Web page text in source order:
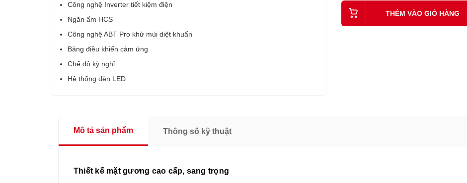
Công nghệ Inverter tiết kiệm điện
Ngăn ẩm HCS
Công nghệ ABT Pro khử mùi diệt khuẩn
Bảng điều khiển cảm ứng
Chế độ kỳ nghỉ
Hệ thống đèn LED
THÊM VÀO GIỎ HÀNG
Mô tả sản phẩm Thông số kỹ thuật
Thiết kế mặt gương cao cấp, sang trọng